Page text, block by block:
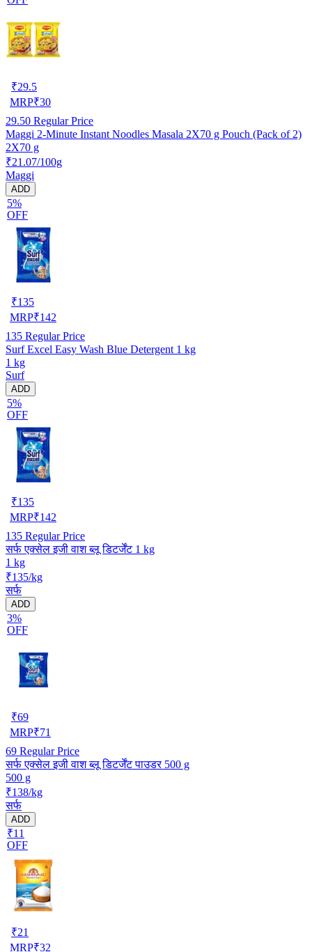
₹29.5
MRP₹30
29.50 Regular Price
Maggi 2-Minute Instant Noodles Masala 2X70 g Pouch (Pack of 2)
2X70 g
₹21.07/100g
Maggi
ADD
5%
OFF
₹135
MRP₹142
135 Regular Price
Surf Excel Easy Wash Blue Detergent 1 kg
1 kg
Surf
ADD
5%
OFF
₹135
MRP₹142
135 Regular Price
सर्फ एक्सेल इजी वाश ब्लू डिटर्जेंट 1 kg
1 kg
₹135/kg
सर्फ
ADD
3%
OFF
₹69
MRP₹71
69 Regular Price
सर्फ एक्सेल इजी वाश ब्लू डिटर्जेंट पाउडर 500 g
500 g
₹138/kg
सर्फ
ADD
₹11
OFF
₹21
MRP₹32